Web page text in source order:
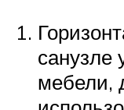
санузле
мебели,